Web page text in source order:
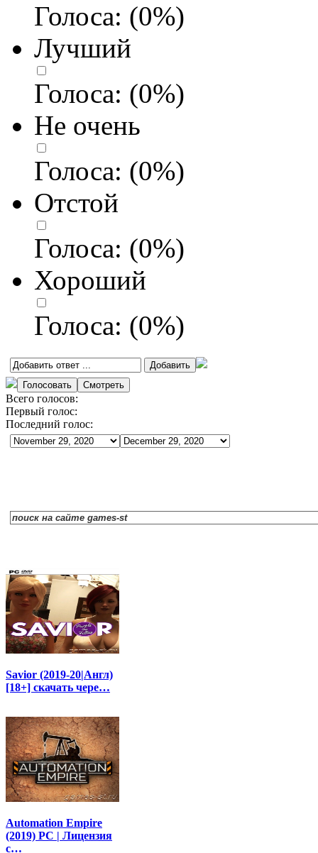
Голоса: (0%)
Лучший
Голоса: (0%)
Не очень
Голоса: (0%)
Отстой
Голоса: (0%)
Хороший
Голоса: (0%)
Всего голосов:
Первый голос:
Последний голос:
Savior (2019-20|Англ)
[18+] скачать чере…
Automation Empire
(2019) PC | Лицензия
с…